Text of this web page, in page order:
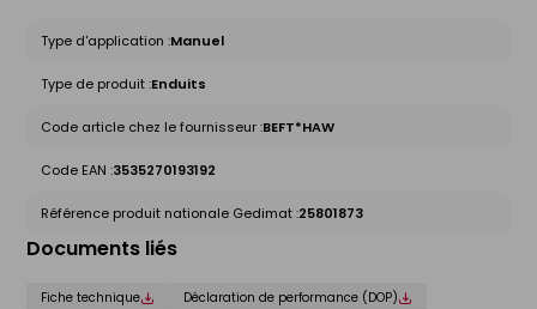
Type d'application :Manuel
Type de produit :Enduits
Code article chez le fournisseur :BEFT*HAW
Code EAN :3535270193192
Référence produit nationale Gedimat :25801873
Documents liés
Fiche technique
Déclaration de performance (DOP)